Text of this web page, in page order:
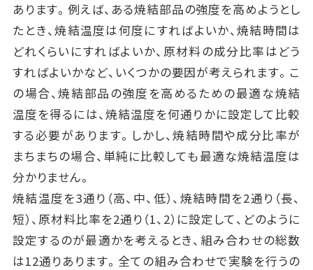
あります。例えば、ある焼結部品の強度を高めようとし
たとき、焼結温度は何度にすればよいか、焼結時間は
どれくらいにすればよいか、原材料の成分比率はどう
すればよいかなど、いくつかの要因が考えられます。こ
の場合、焼結部品の強度を高めるための最適な焼結
温度を得るには、焼結温度を何通りかに設定して比較
する必要があります。しかし、焼結時間や成分比率が
まちまちの場合、単純に比較しても最適な焼結温度は
分かりません。
焼結温度を3通り（高、中、低）、焼結時間を2通り（長、
短）、原材料比率を2通り（1、2）に設定して、どのように
設定するのが最適かを考えるとき、組み合わせの総数
は12通りあります。全ての組み合わせで実験を行うの